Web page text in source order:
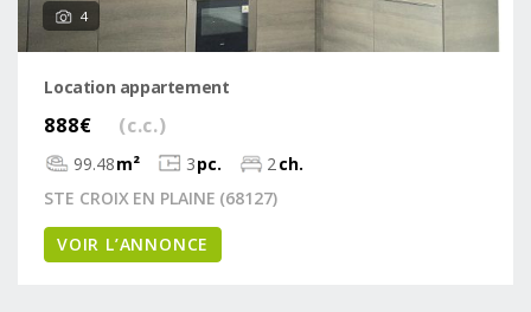
4
Location appartement
888€ (c.c.)
99.48m² 3pc. 2ch.
STE CROIX EN PLAINE (68127)
VOIR L’ANNONCE